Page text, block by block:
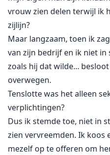
vrouw zien delen terwijl ik
zijlijn?
Maar langzaam, toen ik
van zijn bedrijf en ik niet in
zoals hij dat wilde...
overwegen.
Tenslotte was het alleen
verplichtingen?
Dus ik stemde toe, niet in
zien vervreemden. Ik koos
mezelf op te offeren om